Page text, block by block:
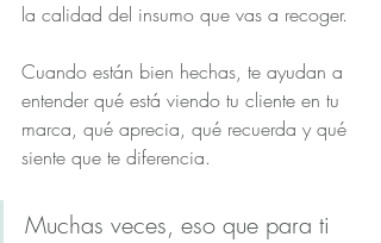
la calidad del insumo que vas a recoger.
Cuando están bien hechas, te ayudan a
entender qué está viendo tu cliente en tu
marca, qué aprecia, qué recuerda y qué
siente que te diferencia.
Muchas veces, eso que para ti